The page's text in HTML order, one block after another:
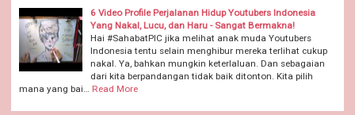
6 Video Profile Perjalanan Hidup Youtubers Indonesia
Yang Nakal, Lucu, dan Haru - Sangat Bermakna!
Hai #SahabatPIC jika melihat anak muda Youtubers
Indonesia tentu selain menghibur mereka terlihat cukup
nakal. Ya, bahkan mungkin keterlaluan. Dan sebagaian
dari kita berpandangan tidak baik ditonton. Kita pilih
mana yang bai… Read More